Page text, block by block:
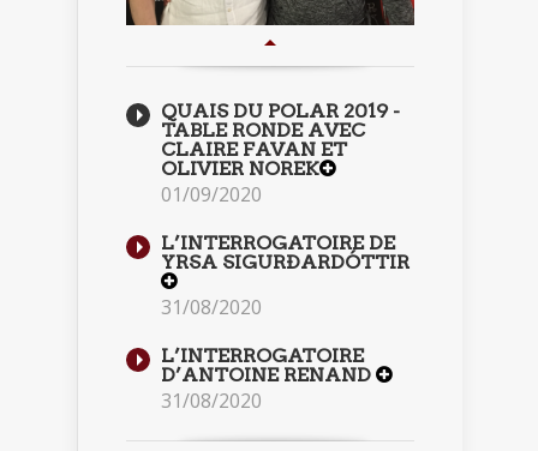
QUAIS DU POLAR 2019 -
TABLE RONDE AVEC
CLAIRE FAVAN ET
OLIVIER NOREK
01/09/2020
L’INTERROGATOIRE DE
YRSA SIGURÐARDÓTTIR
31/08/2020
L’INTERROGATOIRE
D’ANTOINE RENAND
31/08/2020